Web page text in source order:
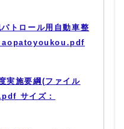
トロール用自動車整
aopatoyoukou.pdf
実施要綱(ファイル
サイズ：